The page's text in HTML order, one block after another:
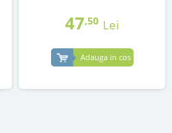
47,50 Lei
Adauga in cos